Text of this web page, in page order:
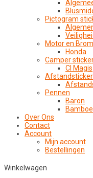
Pictogram
Motor en
Honda
Camper
CI Magis
Pennen
Baron
Over Ons
Contact
Account
Mijn account
Bestellingen
Winkelwagen